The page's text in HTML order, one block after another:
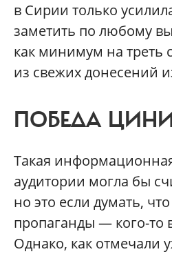
в Сирии только
заметить по любому
как минимум на треть
из свежих донесений
ПОБЕДА
Такая
аудитории могла бы
но это если думать,
пропаганды — кого-то
Однако, как отмечали